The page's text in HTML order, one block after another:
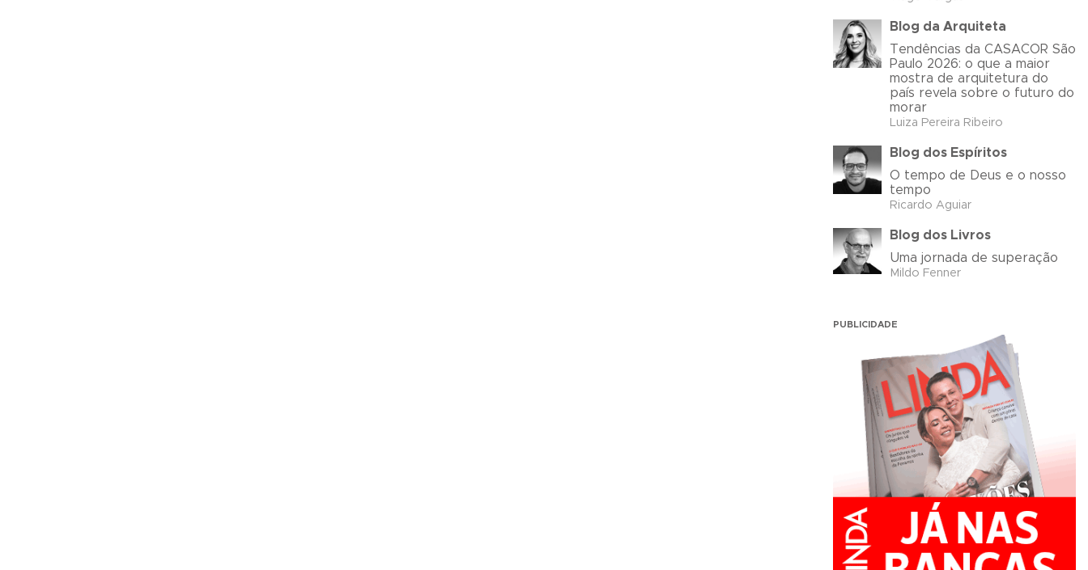
Blog da Arquiteta
Tendências da CASACOR São
Paulo 2026: o que a maior
mostra de arquitetura do
país revela sobre o futuro do
morar
Luiza Pereira Ribeiro
Blog dos Espíritos
O tempo de Deus e o nosso
tempo
Ricardo Aguiar
Blog dos Livros
Uma jornada de superação
Mildo Fenner
PUBLICIDADE